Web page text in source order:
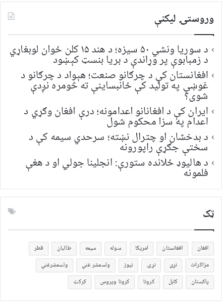
وروستۍ ليکنې
د سوریا ونشي ۵۰ سیزه؛ د هند ۱۵ کلن ځوان لوبغاړي
د زمبابوې پر وړاندې د بریا بنسټ کېښود
افغانستان کې د چرګانو صنعت؛ هېواد د چرګانو د
غوښې په تولید کې ځانبساینې ته څومره نږدې
شوی؟
ایران کې د افغانانو اعدامونه؛ درې افغان وګړي د
اعدام په سزا محکوم شول
د بدخشان او چترال نښته؛ سرحدي سیمه کې د
سختې جګړې راپورونه
د هالیوډ ځلانده ستورې: انجلینا جولي او د هغې
فلمونه
ټک
افغان افغانستان امریکا سوله سیمه طالبان
قطر
مزاکرات
نړی نړۍ نیوز ولسمشر غني
ولسمشرغني
پاکستان
کابل کرونا کرونا ویروس کرکټ